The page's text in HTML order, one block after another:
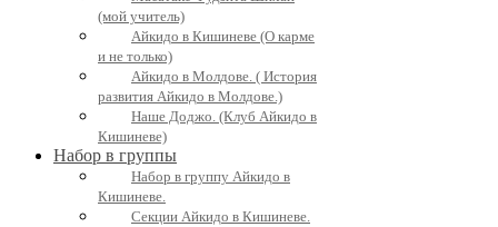
(мой учитель)
Айкидо в Кишиневе (О карме
и не только)
Айкидо в Молдове. ( История
развития Айкидо в Молдове.)
Наше Доджо. (Клуб Айкидо в
Кишиневе)
Набор в группы
Набор в группу Айкидо в
Кишиневе.
Секции Айкидо в Кишиневе.